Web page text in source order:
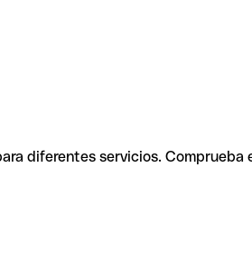
diferentes servicios. Comprueba